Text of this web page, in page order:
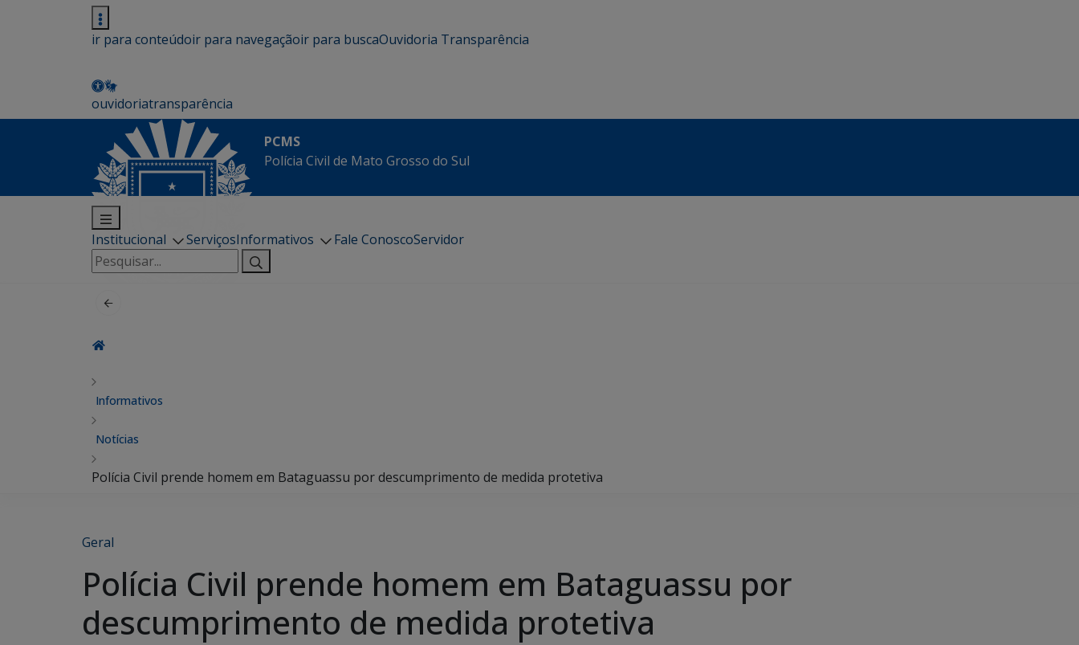
ir para conteúdoir para navegaçãoir para buscaOuvidoria Transparência
ouvidoriatransparência
PCMS
Polícia Civil de Mato Grosso do Sul
Institucional ServiçosInformativos Fale ConoscoServidor
Pesquisar
por:
Informativos
Notícias
Polícia Civil prende homem em Bataguassu por descumprimento de medida protetiva
Geral
Polícia Civil prende homem em Bataguassu por
descumprimento de medida protetiva